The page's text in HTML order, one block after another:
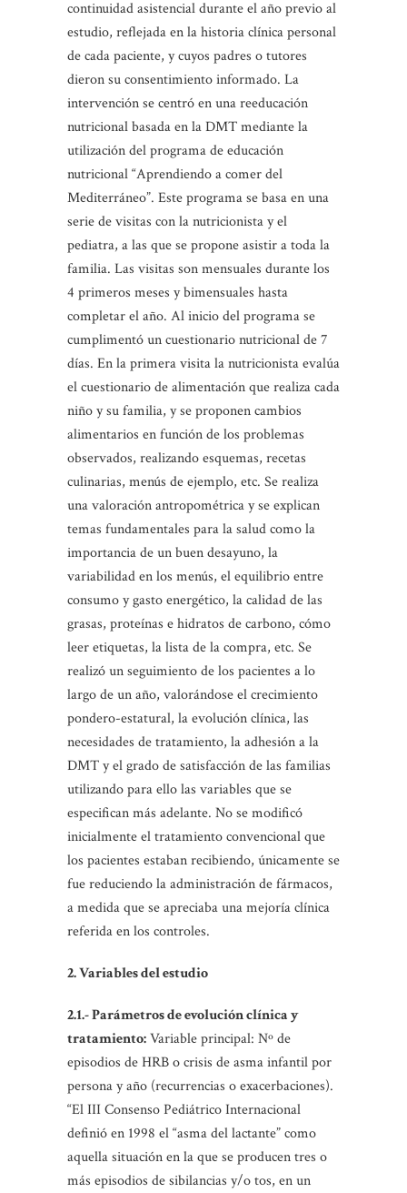
continuidad asistencial durante el año previo al
estudio, reflejada en la historia clínica personal
de cada paciente, y cuyos padres o tutores
dieron su consentimiento informado. La
intervención se centró en una reeducación
nutricional basada en la DMT mediante la
utilización del programa de educación
nutricional “Aprendiendo a comer del
Mediterráneo”. Este programa se basa en una
serie de visitas con la nutricionista y el
pediatra, a las que se propone asistir a toda la
familia. Las visitas son mensuales durante los
4 primeros meses y bimensuales hasta
completar el año. Al inicio del programa se
cumplimentó un cuestionario nutricional de 7
días. En la primera visita la nutricionista evalúa
el cuestionario de alimentación que realiza cada
niño y su familia, y se proponen cambios
alimentarios en función de los problemas
observados, realizando esquemas, recetas
culinarias, menús de ejemplo, etc. Se realiza
una valoración antropométrica y se explican
temas fundamentales para la salud como la
importancia de un buen desayuno, la
variabilidad en los menús, el equilibrio entre
consumo y gasto energético, la calidad de las
grasas, proteínas e hidratos de carbono, cómo
leer etiquetas, la lista de la compra, etc. Se
realizó un seguimiento de los pacientes a lo
largo de un año, valorándose el crecimiento
pondero-estatural, la evolución clínica, las
necesidades de tratamiento, la adhesión a la
DMT y el grado de satisfacción de las familias
utilizando para ello las variables que se
especifican más adelante. No se modificó
inicialmente el tratamiento convencional que
los pacientes estaban recibiendo, únicamente se
fue reduciendo la administración de fármacos,
a medida que se apreciaba una mejoría clínica
referida en los controles.
2. Variables del estudio
2.1.- Parámetros de evolución clínica y
tratamiento:Variable principal: Nº de
episodios de HRB o crisis de asma infantil por
persona y año (recurrencias o exacerbaciones).
“El III Consenso Pediátrico Internacional
definió en 1998 el “asma del lactante” como
aquella situación en la que se producen tres o
más episodios de sibilancias y/o tos, en un